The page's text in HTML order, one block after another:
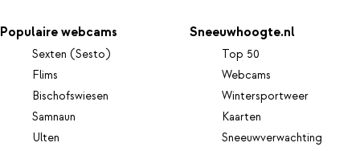
Populaire webcams
Sexten (Sesto)
Flims
Bischofswiesen
Samnaun
Ulten
Sneeuwhoogte.nl
Top 50
Webcams
Wintersportweer
Kaarten
Sneeuwverwachting